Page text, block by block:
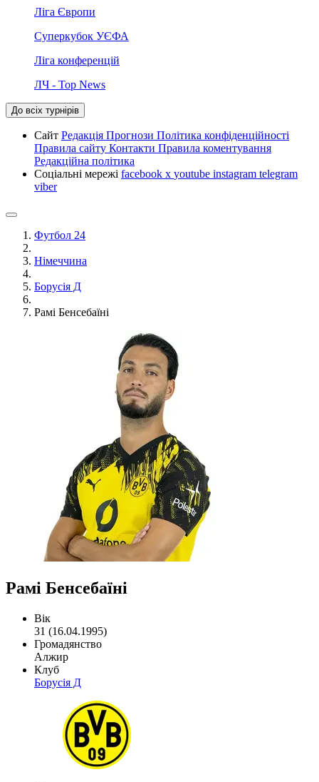
Ліга Європи
Суперкубок УЄФА
Ліга конференцій
ЛЧ - Top News
До всіх турнірів
Сайт Редакція Прогнози Політика конфіденційності
Правила сайту Контакти Правила коментування
Редакційна політика
Соціальні мережі facebook x youtube instagram telegram
viber
Футбол 24
Німеччина
Борусія Д
Рамі Бенсебаїні
Рамі Бенсебаїні
Вік
31 (16.04.1995)
Громадянство
Алжир
Клуб
Борусія Д